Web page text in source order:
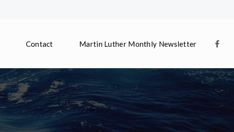
Contact Martin Luther Monthly Newsletter